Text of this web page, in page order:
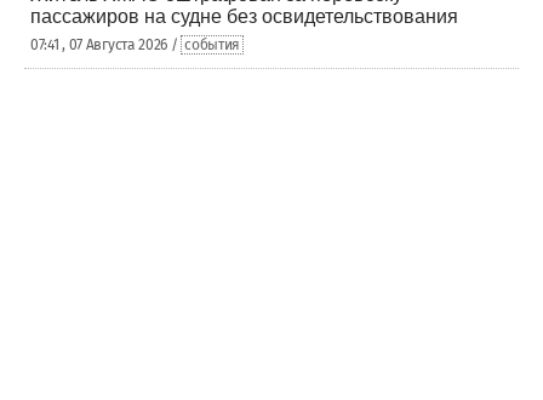
пассажиров на судне без освидетельствования
07:41 , 07 Августа 2026 / события